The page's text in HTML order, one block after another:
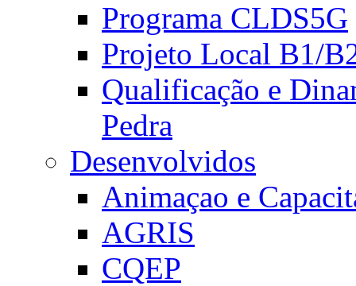
Programa CLDS5G
Projeto Local B1/
Qualificação e
Pedra
Desenvolvidos
Animaçao e
AGRIS
CQEP